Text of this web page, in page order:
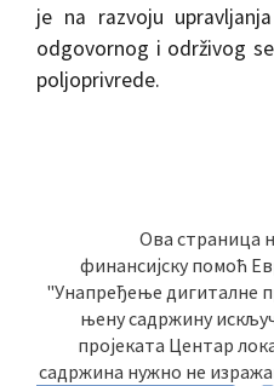
je na razvoju
odgovornog i održivog
poljoprivrede.
Ова страница
финансијску помоћ
"Унапређење дигиталне
њену садржину
пројеката Центар
садржина нужно не